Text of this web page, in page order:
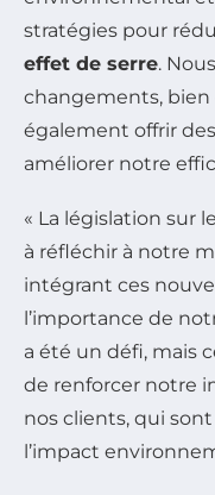
stratégies pour
effet de serre.
changements, bien
également offrir
améliorer notre
« La législation sur le
à réfléchir à notre
intégrant ces
l’importance de
a été un défi, mais
de renforcer notre
nos clients, qui
l’impact